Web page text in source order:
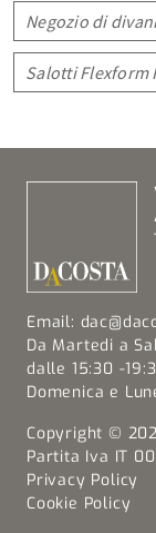
Negozio di
Salotti Flexform
Email:
Da Martedi a
dalle 15:30 -
Domenica e
Copyright ©
Partita Iva IT
Privacy Policy
Cookie Policy